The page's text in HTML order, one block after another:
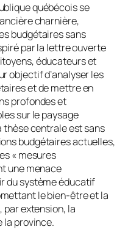
québécois se
charnière,
budgétaires sans
par la lettre ouverte
éducateurs et
objectif d’analyser les
et de mettre en
profondes et
sur le paysage
thèse centrale est sans
budgétaires actuelles,
« mesures
une menace
du système éducatif
le bien-être et la
par extension, la
la province.